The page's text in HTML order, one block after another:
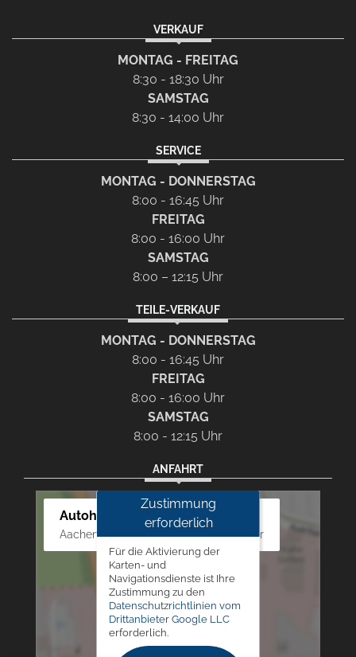
VERKAUF
MONTAG - FREITAG
8:30 - 18:30 Uhr
SAMSTAG
8:30 - 14:00 Uhr
SERVICE
MONTAG - DONNERSTAG
8:00 - 16:45 Uhr
FREITAG
8:00 - 16:00 Uhr
SAMSTAG
8:00 – 12:15 Uhr
TEILE-VERKAUF
MONTAG - DONNERSTAG
8:00 - 16:45 Uhr
FREITAG
8:00 - 16:00 Uhr
SAMSTAG
8:00 - 12:15 Uhr
ANFAHRT
Autohaus Westphal
Aachener Str. 84 - 88, 52249 Eschweiler
Zustimmung
erforderlich
Für die Aktivierung der
Karten- und
Navigationsdienste ist Ihre
Zustimmung zu den
Datenschutzrichtlinien vom
Drittanbieter Google LLC
erforderlich.